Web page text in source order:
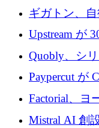
が「成人向
ラウンドを獲
ギガトン、
ルを調達
Upstream が
Xavier Niel
げる
Quobly、シ
商用化のため
ーロを調達
Paypercut が
拡大するた
Factorial、ヨ
億ドルの評価
Mistral AI 創